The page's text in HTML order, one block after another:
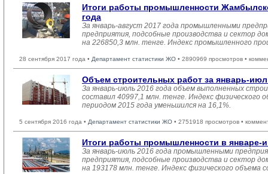
Итоги работы промышленности
года
За январь-август 2017 года промышленными
предприятия, подсобные производства и сектор
на 226850,3 млн. тенге. Индекс промышленного
28 сентября 2017 года • Департамент статистики ЖО • 2890969 просмотров •
Объем строительных работ за январь-
За январь-июль 2016 года объем выполненных
составил 40997,1 млн. тенге. Индекс
периодом 2015 года уменьшился на 16,1%.
5 сентября 2016 года • Департамент статистики ЖО • 2751918 просмотров •
Итоги работы промышленности в январе-
За январь-июль 2016 года промышленными
предприятия, подсобные производства и сектор
на 193178 млн. тенге. Индекс физического объема